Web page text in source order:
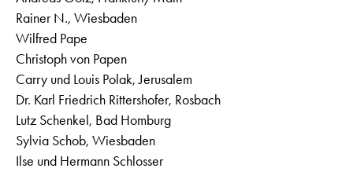
Rainer N., Wiesbaden
Wilfred Pape
Christoph von Papen
Carry und Louis Polak, Jerusalem
Dr. Karl Friedrich Rittershofer, Rosbach
Lutz Schenkel, Bad Homburg
Sylvia Schob, Wiesbaden
Ilse und Hermann Schlosser